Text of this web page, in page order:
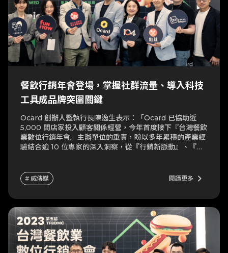
餐飲行銷年會登場，掌握社群流量、導入科技
工具成品牌突圍關鍵
Ocard 創辦人暨執行長陳逸生表示：「Ocard 已協助近
5,000 間店家投入顧客關係經營，今年首度接下『台灣餐飲
業數位行銷年會』主辦單位的重責，盼以多年累積的產業經
驗結合逾 10 位專家的深入洞察，從『行銷新脈動』、『通
# 威傳媒 閱讀更多 keyboard_arrow_right